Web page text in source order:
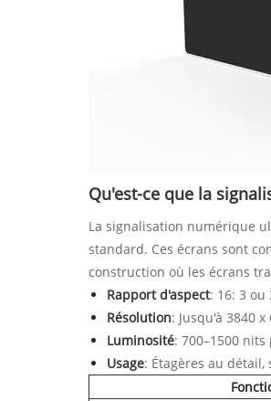
Qu'est-ce que la
La signalisation numérique
standard. Ces écrans sont
construction où les écrans
Rapport d'aspect: 16: 3 ou
Résolution: Jusqu'à 3840 x
Luminosité: 700–1500
Usage: Étagères au